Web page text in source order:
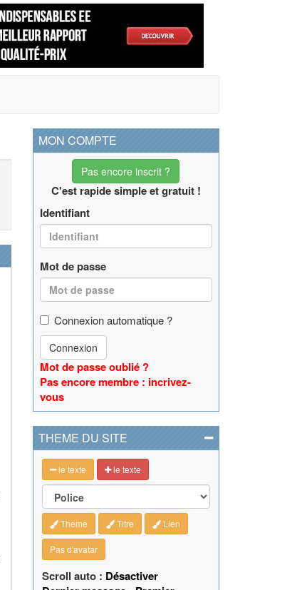
MON COMPTE
Pas encore inscrit ?
C'est rapide simple et gratuit !
Identifiant
Mot de passe
Connexion automatique ?
Connexion
Mot de passe oublié ?
Pas encore membre : incrivez-
vous
THEME DU SITE
le texte le texte
Theme Titre Lien
Pas d'avatar
Scroll auto : Désactiver